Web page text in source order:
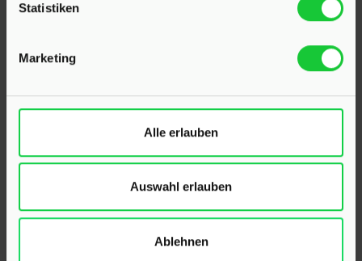
Statistiken
Marketing
Alle erlauben
Auswahl erlauben
Ablehnen
Telefon:04551 901690
24568 Kaltenkirchen
Telefon:04191 2749279
info@hinrichsen-immobilien.com